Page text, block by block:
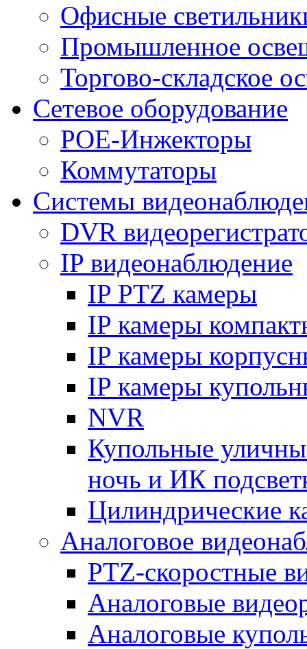
Офисные
Промышленное
Торгово-складское
Сетевое оборудование
POE-Инжекторы
Коммутаторы
Системы
DVR
IP видеонаблюдение
IP PTZ камеры
IP камеры
IP камеры
IP камеры
NVR
Купольные
ночь и ИК
Цилиндрические
Аналоговое
PTZ-скоростные
Аналоговые
Аналоговые